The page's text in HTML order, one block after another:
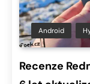
Android
Recenze